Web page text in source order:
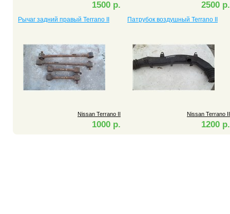
1500 р. 2500 р.
Рычаг задний правый Terrano II
Nissan Terrano II
1000 р.
Патрубок воздушный Terrano II
Nissan Terrano II
1200 р.